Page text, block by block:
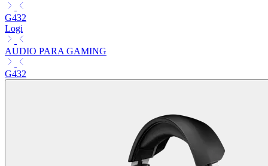
G432
Logi
AUDIO PARA GAMING
G432